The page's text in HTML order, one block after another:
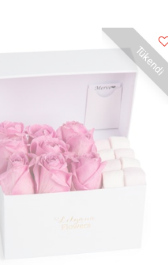
Tükendi